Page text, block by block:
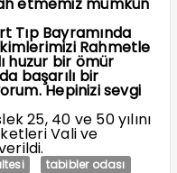
Tıp Bayramında
Rahmetle
huzur bir ömür
başarılı bir
Hepinizi sevgi
25, 40 ve 50 yılını
Vali ve
tabibler odası